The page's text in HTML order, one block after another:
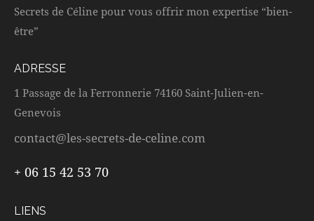
Secrets de Céline pour vous offrir mon expertise “bien-
être”
ADRESSE
1 Passage de la Ferronnerie 74160 Saint-Julien-en-
Genevois
contact@les-secrets-de-celine.com
+ 06 15 42 53 70
LIENS